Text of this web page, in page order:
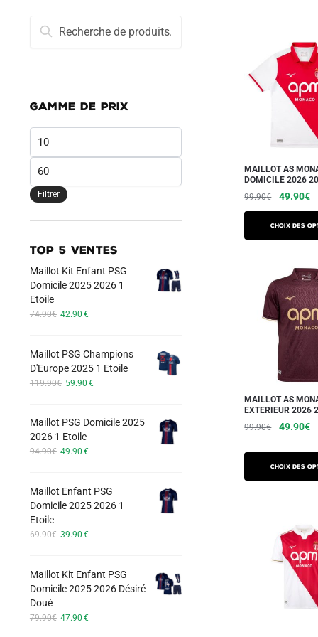
MAILLOT AS
DOMICILE 2026
99.90€
Le
prix
initial
était :
49.90€Le
Choix des
produit
plusieurs
variations.
options
peuvent
choisies
sur
la
page
du
produit
MAILLOT AS
EXTERIEUR 2026
99.90€
Le
était :
49.90€Le
Choix des
Ce
produit
options
Recherche
pour :
Recherche
GAMME DE PRIX
min
max
Filtrer
TOP 5 VENTES
Maillot Kit Enfant PSG
Domicile 2025 2026 1
Etoile
74.90€ Le
était :
74.90€.
42.90 €Le
est :
42.90€.
Maillot PSG Champions
D'Europe 2025 1 Etoile
119.90€ Le
était :
119.90€.
59.90 €Le
est :
Maillot PSG Domicile 2025
2026 1 Etoile
94.90€ Le
était :
94.90€.
49.90 €Le
est :
49.90€.
Maillot Enfant PSG
Domicile 2025 2026 1
Etoile
69.90€ Le
était :
69.90€.
39.90 €Le
est :
39.90€.
Maillot Kit Enfant PSG
Domicile 2025 2026 Désiré
Doué
79.90€ Le
47.90 €Le